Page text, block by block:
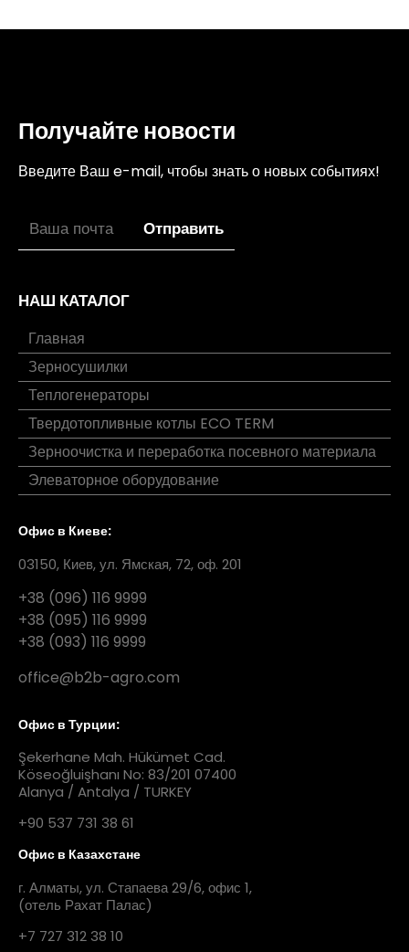
Получайте новости
Введите Ваш e-mail, чтобы знать о новых событиях!
НАШ КАТАЛОГ
Главная
Зерносушилки
Теплогенераторы
Твердотопливные котлы ECO TERM
Зерноочистка и переработка посевного материала
Элеваторное оборудование
Офис в Киеве:
03150, Киев, ул. Ямская, 72, оф. 201
+38 (096) 116 9999
+38 (095) 116 9999
+38 (093) 116 9999
office@b2b-agro.com
Офис в Турции:
Şekerhane Mah. Hükümet Cad.
Köseoğluişhanı No: 83/201 07400
Alanya / Antalya / TURKEY
+90 537 731 38 61
Офис в Казахстане
г. Алматы, ул. Стапаева 29/6, офис 1,
(отель Рахат Палас)
+7 727 312 38 10